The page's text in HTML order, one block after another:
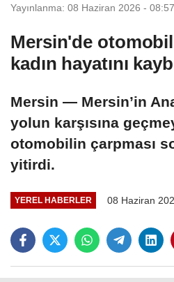
Yayınlanma: 08 Haziran 2026 - 08:57
Mersin'de
kadın hayatını
Mersin — Mersin’in
yolun karşısına
otomobilin çarpması
yitirdi.
YEREL HABERLER 08 Haziran